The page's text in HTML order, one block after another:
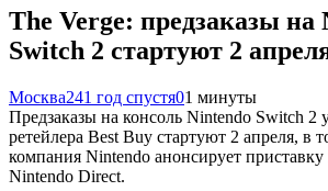
The Verge: предзаказы на
Switch 2 стартуют 2
Москва241 год спустя01 минуты
Предзаказы на консоль Nintendo Switch 2
ретейлера Best Buy стартуют 2 апреля, в
компания Nintendo анонсирует
Nintendo Direct.